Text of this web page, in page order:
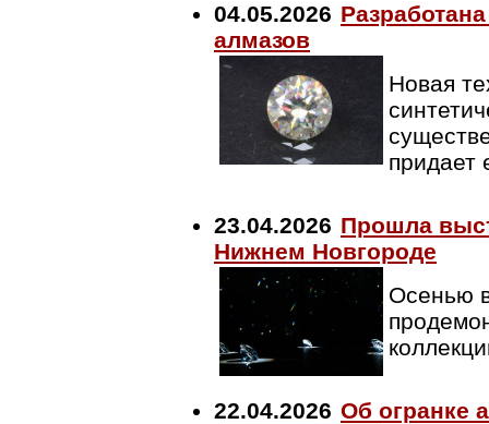
04.05.2026
алмазов
Новая
придает
23.04.2026 Прошла
Нижнем Новгороде
Осенью
22.04.2026 Об огранке